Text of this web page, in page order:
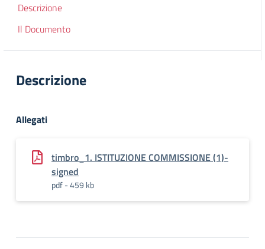
Descrizione
Il Documento
Descrizione
Allegati
timbro_1. ISTITUZIONE COMMISSIONE (1)-
signed
pdf - 459 kb